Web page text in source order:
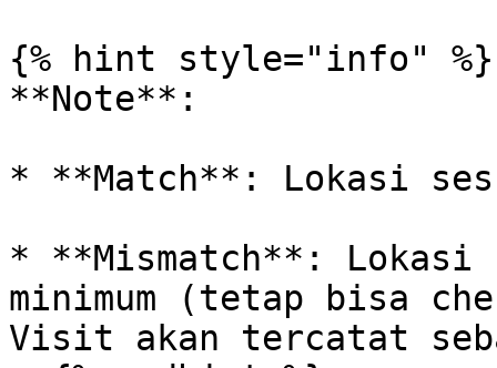
{% hint style="info" %}
**Note**:
* **Match**: Lokasi
* **Mismatch**:
minimum (tetap bisa
Visit akan tercatat